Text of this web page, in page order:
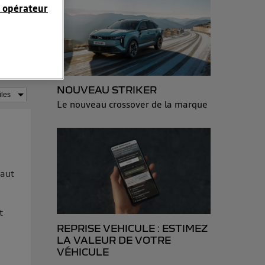
NOUVEAU STRIKER
Le nouveau crossover de la marque
REPRISE VEHICULE : ESTIMEZ
LA VALEUR DE VOTRE
VÉHICULE
opérateur
en
IP
du foyer ayant